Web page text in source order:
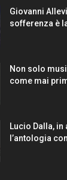
Giovanni
sofferenza è
Non solo
come mai
Lucio Dalla, in
l’antologia